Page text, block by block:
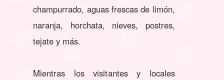
champurrado, aguas frescas de limón,
naranja, horchata, nieves, postres,
tejate y más.
Mientras los visitantes y locales